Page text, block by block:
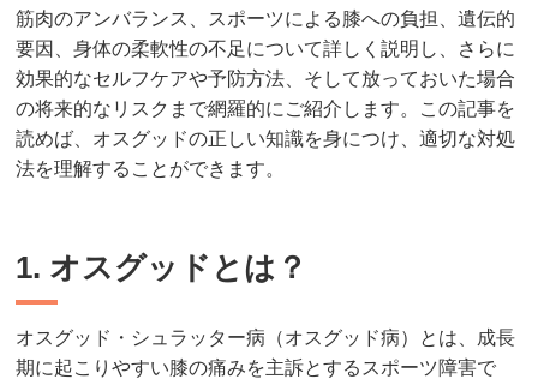
筋肉のアンバランス、スポーツによる膝への負担、遺伝的
要因、身体の柔軟性の不足について詳しく説明し、さらに
効果的なセルフケアや予防方法、そして放っておいた場合
の将来的なリスクまで網羅的にご紹介します。この記事を
読めば、オスグッドの正しい知識を身につけ、適切な対処
法を理解することができます。
1. オスグッドとは？
オスグッド・シュラッター病（オスグッド病）とは、成長
期に起こりやすい膝の痛みを主訴とするスポーツ障害で